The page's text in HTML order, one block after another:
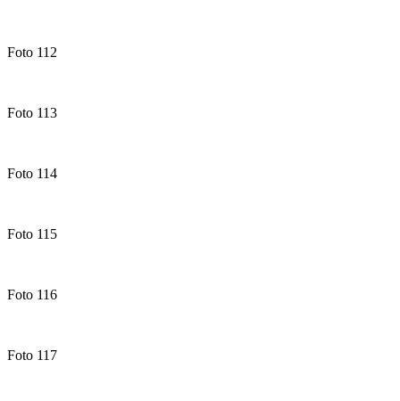
Foto 112
Foto 113
Foto 114
Foto 115
Foto 116
Foto 117